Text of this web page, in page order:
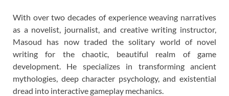
With over two decades of experience weaving narratives
as a novelist, journalist, and creative writing instructor,
Masoud has now traded the solitary world of novel
writing for the chaotic, beautiful realm of game
development. He specializes in transforming ancient
mythologies, deep character psychology, and existential
dread into interactive gameplay mechanics.